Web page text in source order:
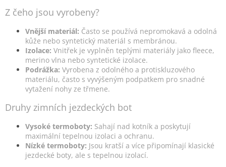
Z čeho jsou vyrobeny?
Vnější materiál: Často se používá nepromokavá a odolná
kůže nebo syntetický materiál s membránou.
Izolace: Vnitřek je vyplněn teplými materiály jako fleece,
merino vlna nebo syntetické izolace.
Podrážka: Vyrobena z odolného a protiskluzového
materiálu, často s vyvýšeným podpatkem pro snadné
vytažení nohy ze třmene.
Druhy zimních jezdeckých bot
Vysoké termoboty: Sahají nad kotník a poskytují
maximální tepelnou izolaci a ochranu.
Nízké termoboty: Jsou kratší a více připomínají klasické
jezdecké boty, ale s tepelnou izolací.